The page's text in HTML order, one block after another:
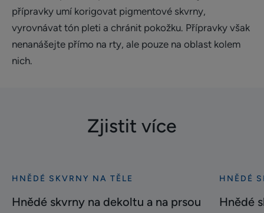
přípravky umí korigovat pigmentové skvrny,
vyrovnávat tón pleti a chránit pokožku. Přípravky však
nenanášejte přímo na rty, ale pouze na oblast kolem
nich.
Zjistit více
Bližší
informace
HNĚDÉ SKVRNY NA TĚLE
Hnědé skvrny na dekoltu a na prsou
Bližší
informace
HNĚDÉ
Hnědé